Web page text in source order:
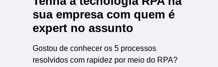
sua empresa com quem é
expert no assunto
Gostou de conhecer os 5 processos
resolvidos com rapidez por meio do RPA?